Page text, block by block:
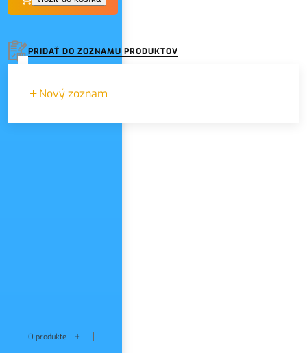
PRIDAŤ DO ZOZNAMU PRODUKTOV
Nový zoznam
Názov zoznamu
O produkte